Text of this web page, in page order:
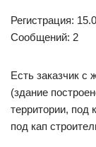
Регистрация:
Сообщений: 2
Есть заказчик с
(здание
территории, под
под кап